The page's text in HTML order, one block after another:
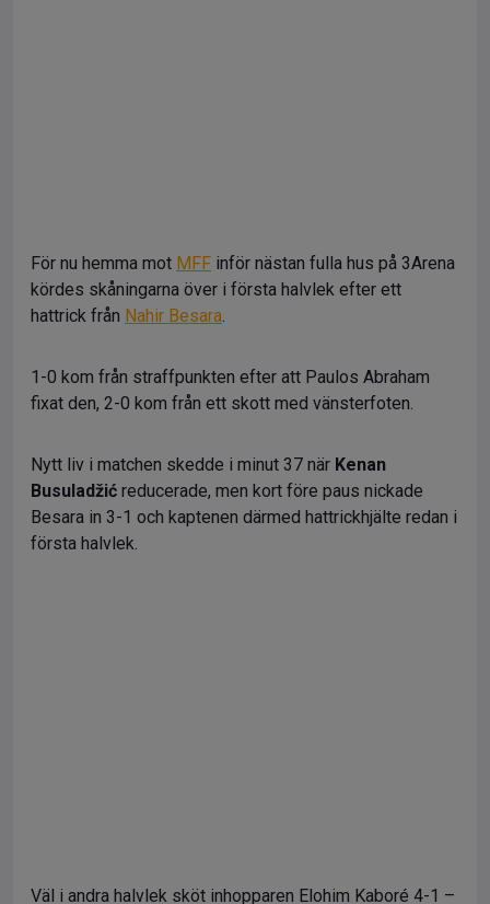
För nu hemma mot MFF inför nästan fulla hus på 3Arena
kördes skåningarna över i första halvlek efter ett
hattrick från Nahir Besara.
1-0 kom från straffpunkten efter att Paulos Abraham
fixat den, 2-0 kom från ett skott med vänsterfoten.
Nytt liv i matchen skedde i minut 37 när Kenan
Busuladžić reducerade, men kort före paus nickade
Besara in 3-1 och kaptenen därmed hattrickhjälte redan i
första halvlek.
Väl i andra halvlek sköt inhopparen Elohim Kaboré 4-1 –